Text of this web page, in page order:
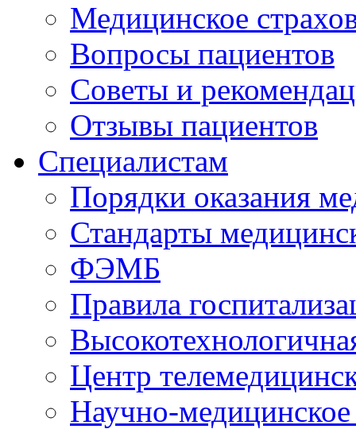
Медицинское
Вопросы пациентов
Советы и
Отзывы пациентов
Специалистам
Порядки оказания
Стандарты
ФЭМБ
Правила
Центр
Научно-